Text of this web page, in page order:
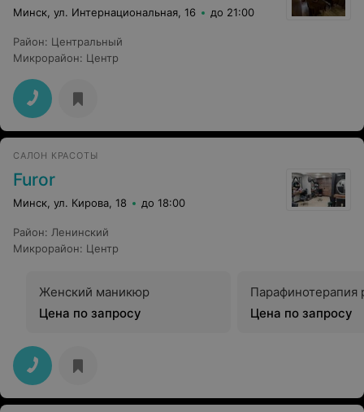
Минск, ул. Интернациональная, 16 до 21:00
Район: Центральный
Микрорайон: Центр
САЛОН КРАСОТЫ
Furor
Минск, ул. Кирова, 18 до 18:00
Район: Ленинский
Микрорайон: Центр
Женский маникюр
Цена по запросу
Парафинотерапия
Цена по запросу